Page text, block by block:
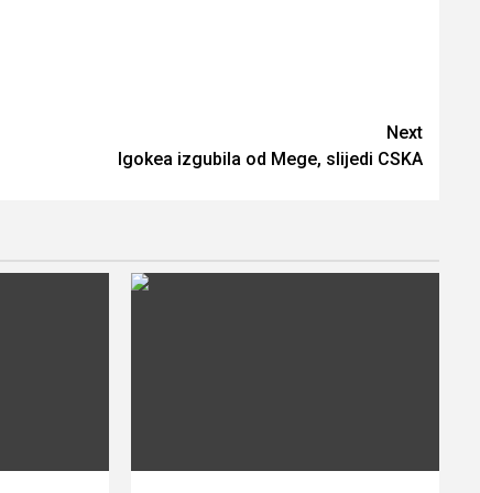
Next
Igokea izgubila od Mege, slijedi CSKA